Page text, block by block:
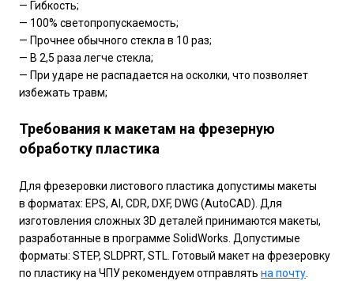
— Гибкость;
— 100% светопропускаемость;
— Прочнее обычного стекла в 10 раз;
— В 2,5 раза легче стекла;
— При ударе не распадается на осколки, что позволяет
избежать травм;
Требования к макетам на фрезерную
обработку пластика
Для фрезеровки листового пластика допустимы макеты
в форматах: EPS, AI, CDR, DXF, DWG (AutoCAD). Для
изготовления сложных 3D деталей принимаются макеты,
разработанные в программе SolidWorks. Допустимые
форматы: STEP, SLDPRT, STL. Готовый макет на фрезеровку
по пластику на ЧПУ рекомендуем отправлять на почту.